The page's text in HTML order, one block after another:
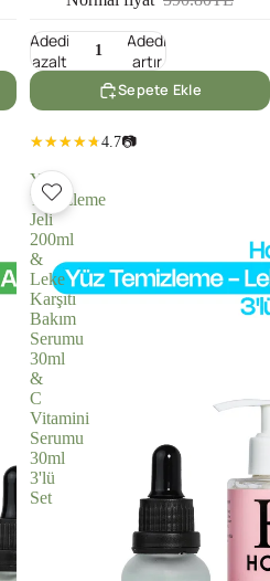
Adedi
azalt
Adedi
artır
Sepete Ekle
4.7📷
Yüz
Temizleme
Jeli
200ml
&
Leke
Karşıtı
Bakım
Serumu
30ml
&
C
Vitamini
Serumu
30ml
3'lü
Set